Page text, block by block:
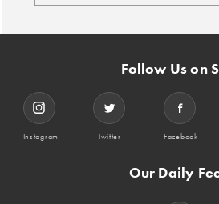
Follow Us on
Instagram Twitter Facebook
Our Daily